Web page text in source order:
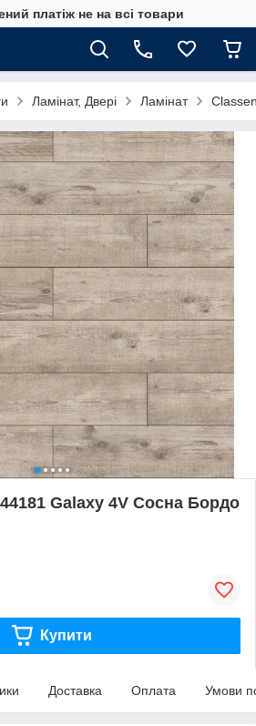
платіж не на всі товари
Ламінат, Двері Ламінат
Galaxy 4V Сосна Бордо
Купити
Доставка Оплата Умови